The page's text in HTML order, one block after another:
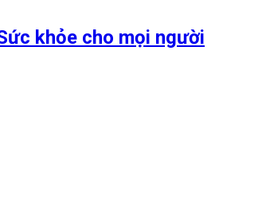
khỏe cho mọi người